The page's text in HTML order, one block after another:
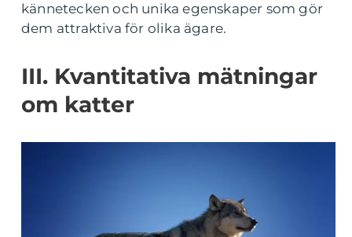
kännetecken och unika egenskaper som gör
dem attraktiva för olika ägare.
III. Kvantitativa mätningar
om katter